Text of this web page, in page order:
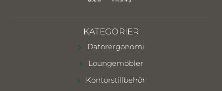
KATEGORIER
Datorergonomi
Loungemöbler
Kontorstillbehör